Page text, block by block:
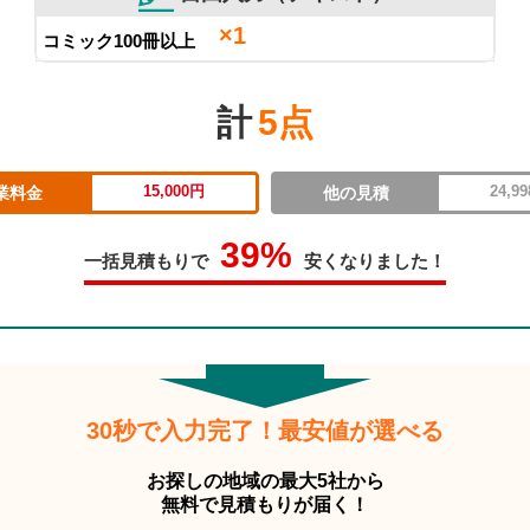
コミック100冊以上 ×1
計5点
料金 15,000円 他の見積
一括見積もりで 39% 安くなりました！
30秒で入力完了！最安値が選べる
お探しの地域の最大5社から
無料で見積もりが届く！